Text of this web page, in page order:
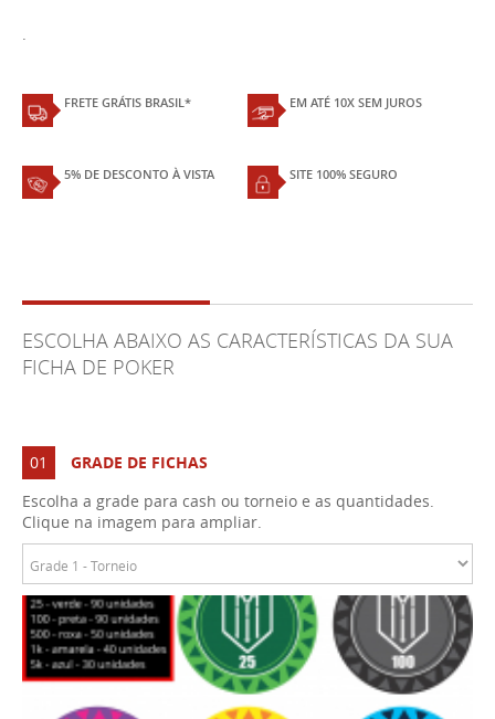
.
FRETE GRÁTIS BRASIL* EM ATÉ 10X SEM JUROS
5% DE DESCONTO À VISTA SITE 100% SEGURO
ESCOLHA ABAIXO AS CARACTERÍSTICAS DA SUA
FICHA DE POKER
01
GRADE DE FICHAS
Escolha a grade para cash ou torneio e as quantidades.
Clique na imagem para ampliar.